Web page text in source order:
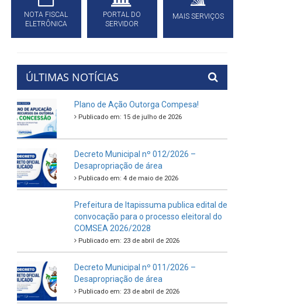
NOTA FISCAL
ELETRÔNICA
PORTAL DO
SERVIDOR
MAIS SERVIÇOS
ÚLTIMAS NOTÍCIAS
Plano de Ação Outorga Compesa!
Publicado em: 15 de julho de 2026
Decreto Municipal nº 012/2026 –
Desapropriação de área
Publicado em: 4 de maio de 2026
Prefeitura de Itapissuma publica edital de
convocação para o processo eleitoral do
COMSEA 2026/2028
Publicado em: 23 de abril de 2026
Decreto Municipal nº 011/2026 –
Desapropriação de área
Publicado em: 23 de abril de 2026